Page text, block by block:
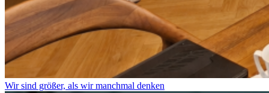
Wir sind größer, als wir manchmal denken